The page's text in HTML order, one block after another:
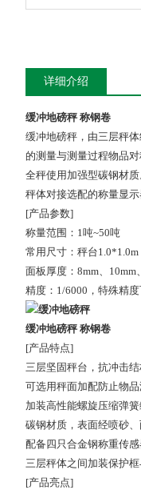
详细介绍
缓冲地磅秤 称钢卷
缓冲地磅秤，由三层秤
的测量与测量过程物品
全秤使用加强型碳钢材
秤体对接选配的称量显
[产品参数]
称量范围：1吨~50吨
常用尺寸：秤台
面板厚度：8mm、10mm
精度：1/6000，特殊精
缓冲地磅秤 称钢卷
[产品特点]
三层坚固秤台，抗冲击
可选用秤面加配防止物
加装高性能螺旋压缩弹
碳钢材质，表面经喷砂
配备四只合金钢称重传
三层秤体之间加装保护
[产品亮点]